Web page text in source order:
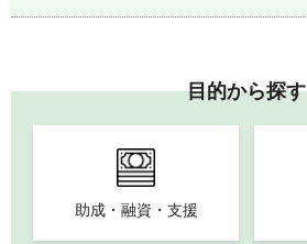
目的から探す
助成・融資・支援